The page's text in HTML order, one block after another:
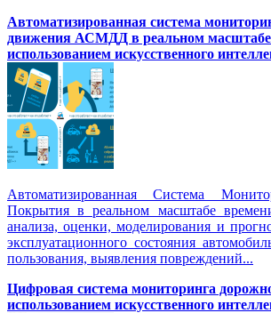
Автоматизированная cистема
движения АСМДД в реальном масштабе
использованием искусственного
Автоматизированная Система
Покрытия в реальном масштабе
анализа, оценки, моделирования и
эксплуатационного состояния
пользования, выявления повреждений...
Цифровая система мониторинга
использованием искусственного